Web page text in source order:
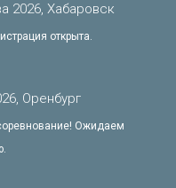
2026, Хабаровск
открыта.
Оренбург
Ожидаем